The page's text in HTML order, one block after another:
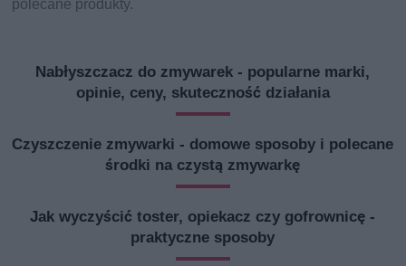
polecane produkty.
Nabłyszczacz do zmywarek - popularne marki,
opinie, ceny, skuteczność działania
Czyszczenie zmywarki - domowe sposoby i polecane
środki na czystą zmywarkę
Jak wyczyścić toster, opiekacz czy gofrownicę -
praktyczne sposoby